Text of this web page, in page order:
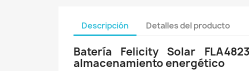
Descripción Detalles del producto
Batería Felicity Solar
almacenamiento energético